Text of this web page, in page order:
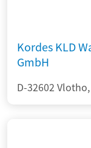
Kordes KLD
GmbH
D-32602